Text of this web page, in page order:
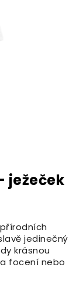
ježeček
jedinečný
krásnou
focení nebo